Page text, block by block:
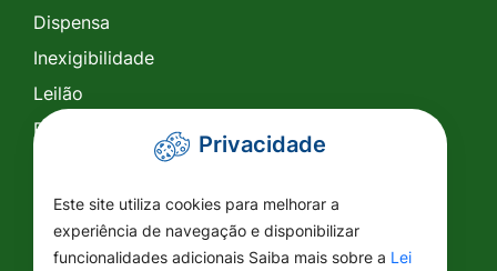
Dispensa
Inexigibilidade
Leilão
Pregão Eletrônico
Pregão Presencial
Tomada de Preço
SIC
Privacidade
Este site utiliza cookies para melhorar a
experiência de navegação e disponibilizar
funcionalidades adicionais Saiba mais sobre a Lei